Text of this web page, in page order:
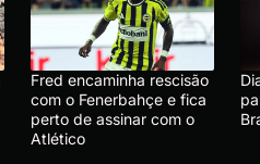
Fred encaminha rescisão
com o Fenerbahçe e fica
perto de assinar com o
Atlético